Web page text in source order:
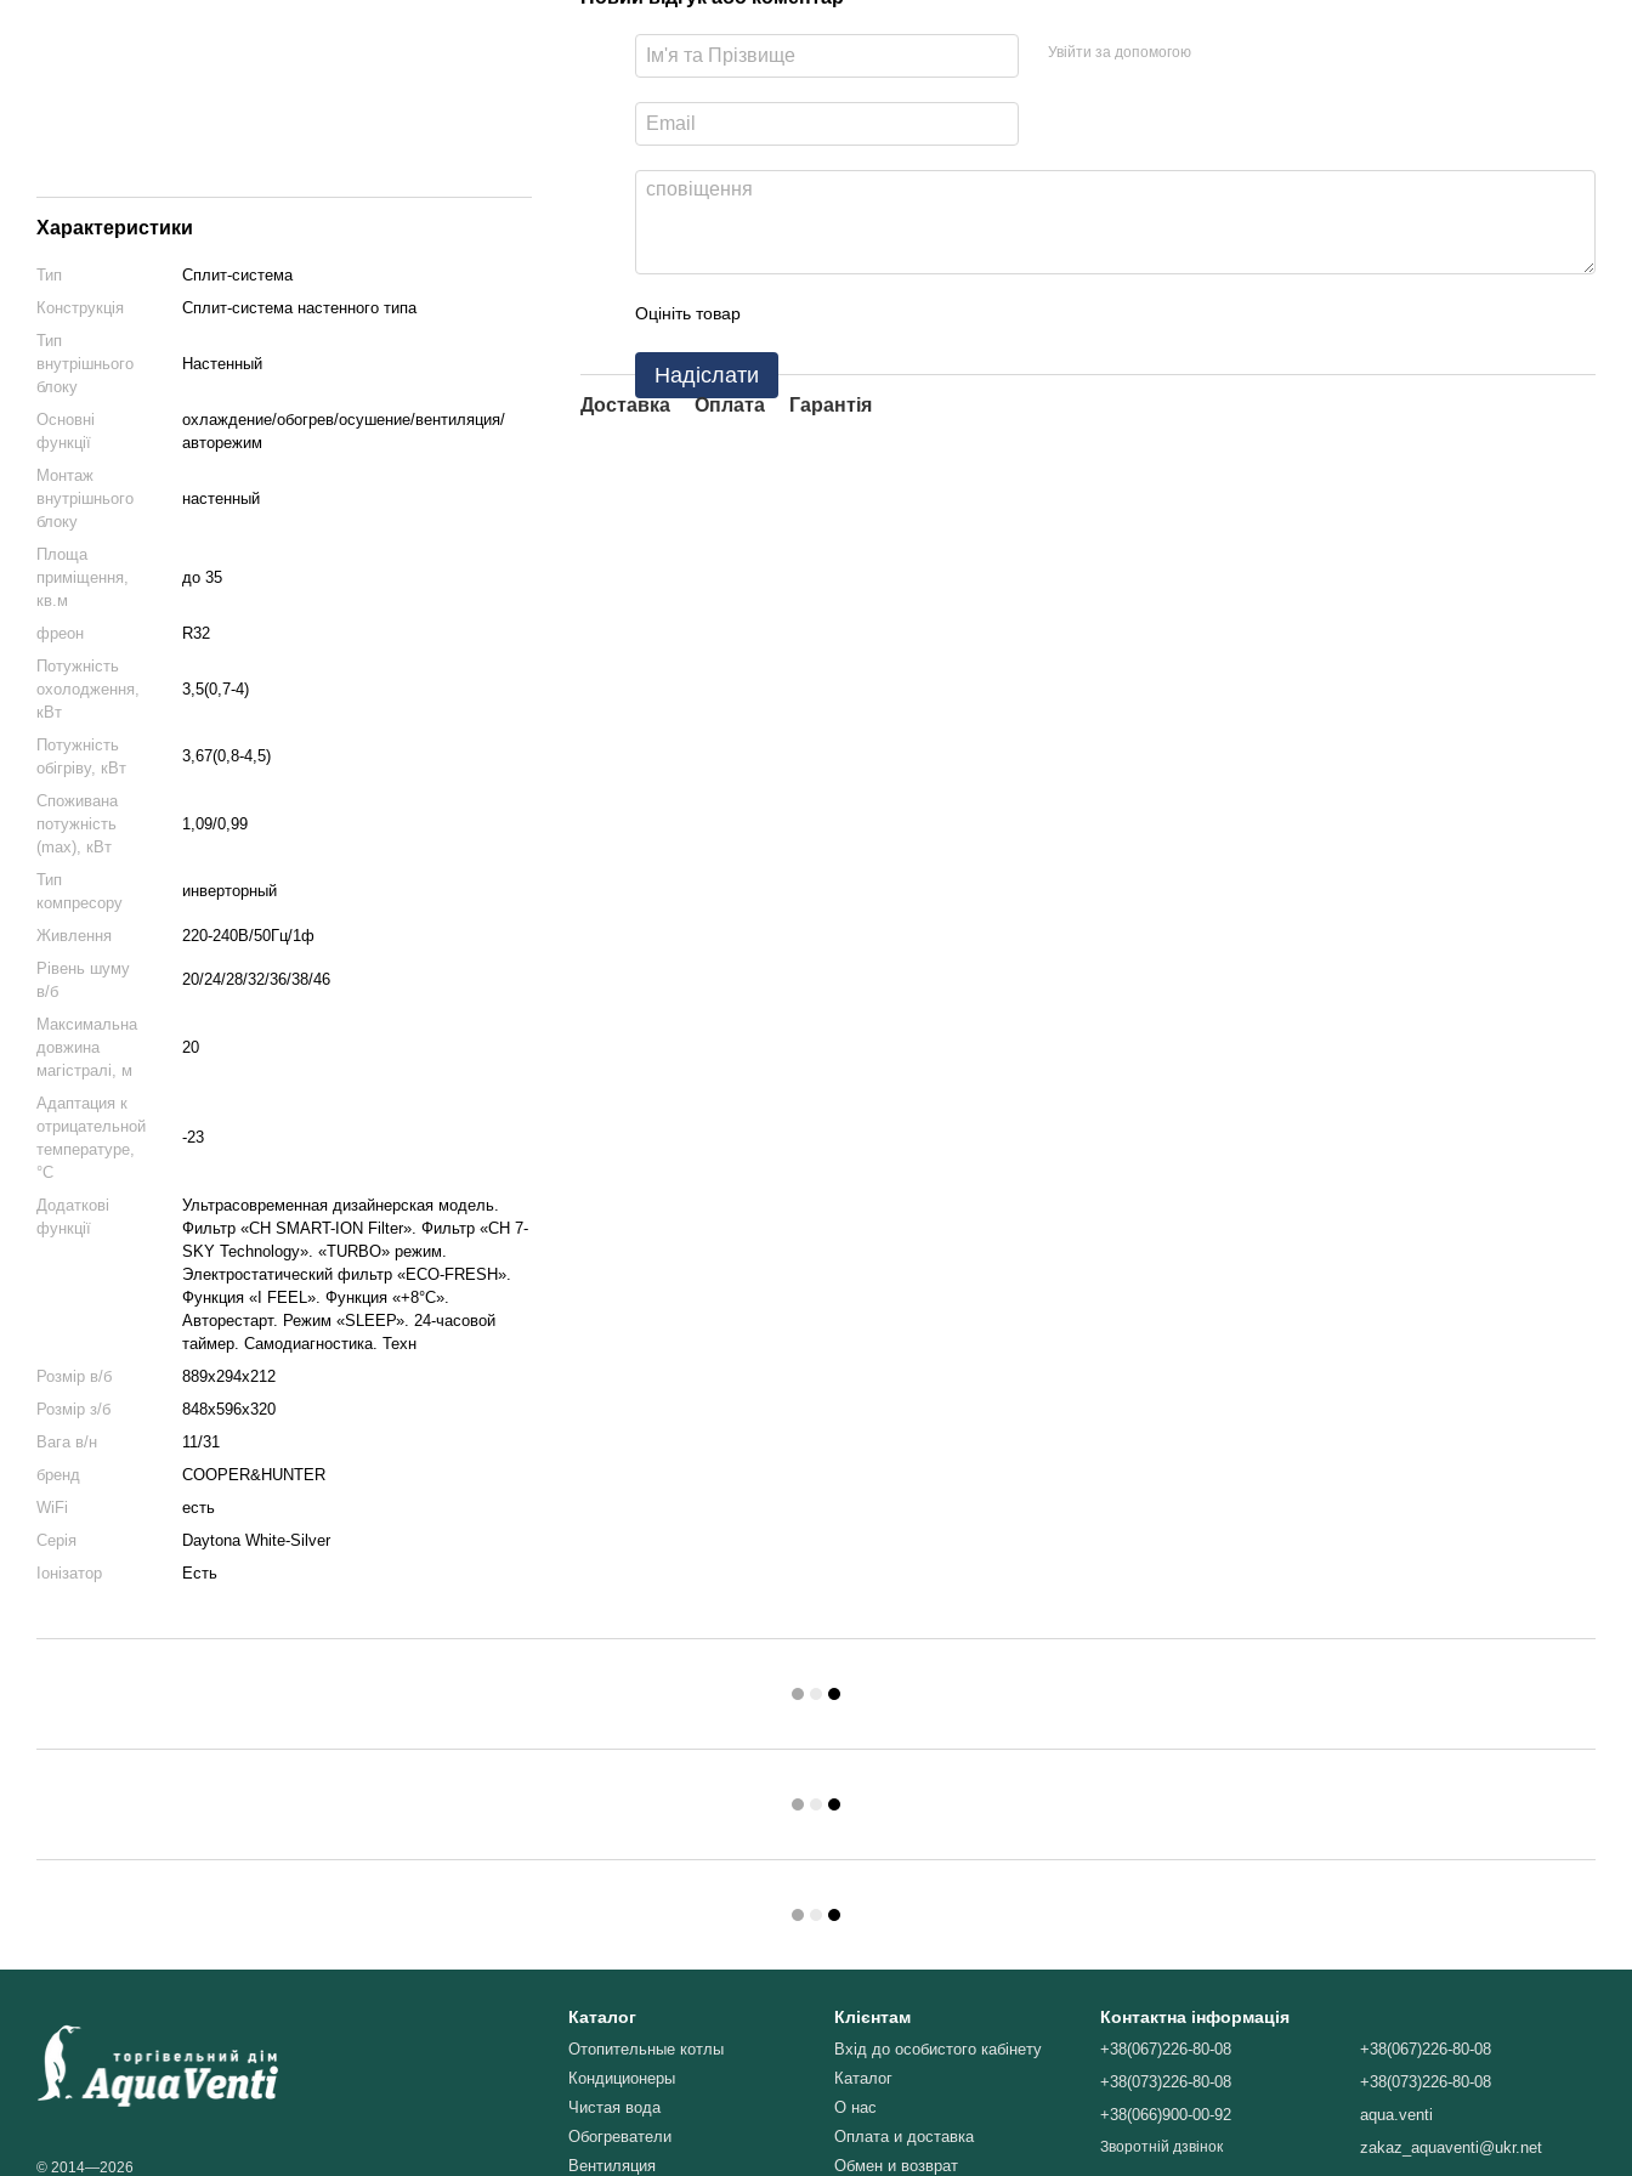
Характеристики
Тип
Сплит-система
Конструкція
Cплит-система настенного типа
Тип
внутрішнього
блоку
Настенный
Основні
функції
охлаждение/обогрев/осушение/вентиляция/
авторежим
Монтаж
внутрішнього
блоку
настенный
Площа
приміщення,
кв.м
до 35
фреон
R32
Потужність
охолодження,
кВт
3,5(0,7-4)
Потужність
обігріву, кВт
3,67(0,8-4,5)
Споживана
потужність
(max), кВт
1,09/0,99
Тип
компресору
инверторный
Живлення
220-240В/50Гц/1ф
Рівень шуму
в/б
20/24/28/32/36/38/46
Максимальна
довжина
магістралі, м
20
Адаптация к
отрицательной
температуре,
°C
-23
Додаткові
функції
Ультрасовременная дизайнерская модель.
Фильтр «CH SMART-ION Filter». Фильтр «CH 7-
SKY Technology». «TURBO» режим.
Электростатический фильтр «ЕСО-FRESH».
Функция «I FEEL». Функция «+8°С».
Авторестарт. Режим «SLЕЕР». 24-часовой
таймер. Самодиагностика. Техн
Розмір в/б
889x294x212
Розмір з/б
848x596x320
Вага в/н
11/31
бренд
COOPER&HUNTER
WiFi
есть
Серія
Daytona White-Silver
Іонізатор
Есть
Увійти за допомогою
Оцініть товар
Надіслати
Доставка Оплата Гарантія
© 2014—2026
Каталог
Отопительные котлы
Кондиционеры
Чистая вода
Обогреватели
Вентиляция
Клієнтам
Вхід до особистого кабінету
Каталог
О нас
Оплата и доставка
Обмен и возврат
Контактна інформація
+38(067)226-80-08
+38(073)226-80-08
+38(066)900-00-92
Зворотній дзвінок
+38(067)226-80-08
+38(073)226-80-08
aqua.venti
zakaz_aquaventi@ukr.net